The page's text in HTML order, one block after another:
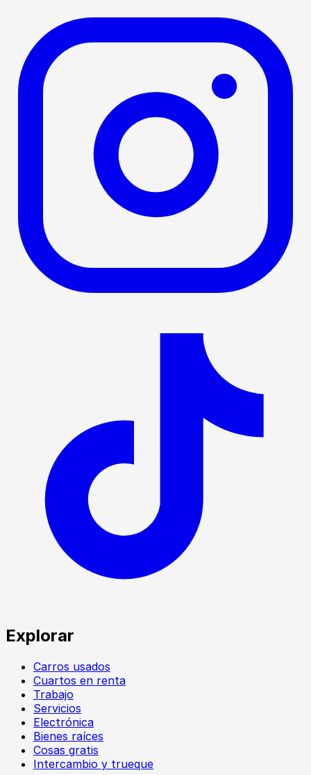
Explorar
Carros usados
Cuartos en renta
Trabajo
Servicios
Electrónica
Bienes raíces
Cosas gratis
Intercambio y trueque